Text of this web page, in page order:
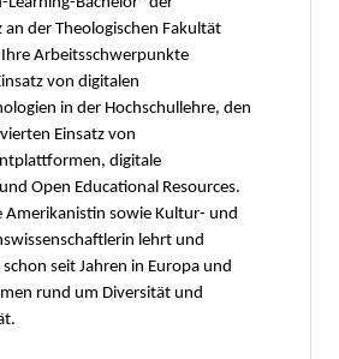
an der Theologischen Fakultät
Arbeitsschwerpunkte
von digitalen
in der Hochschullehre, den
Einsatz von
digitale
Open Educational Resources.
Amerikanistin sowie Kultur- und
lehrt und
seit Jahren in Europa und
rund um Diversität und